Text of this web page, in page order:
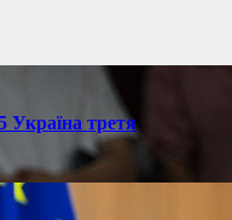
Україна третя